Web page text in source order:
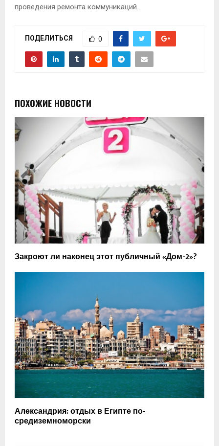
проведения ремонта коммуникаций.
ПОДЕЛИТЬСЯ 0
ПОХОЖИЕ НОВОСТИ
Закроют ли наконец этот публичный «Дом-2»?
Александрия: отдых в Египте по-
средиземноморски